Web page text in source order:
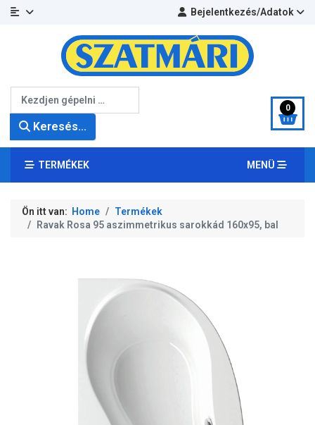
Bejelentkezés/Adatok
Keresés...
0
TERMÉKEK MENÜ
Ön itt van: Home
Termékek
Ravak Rosa 95 aszimmetrikus sarokkád 160x95, bal